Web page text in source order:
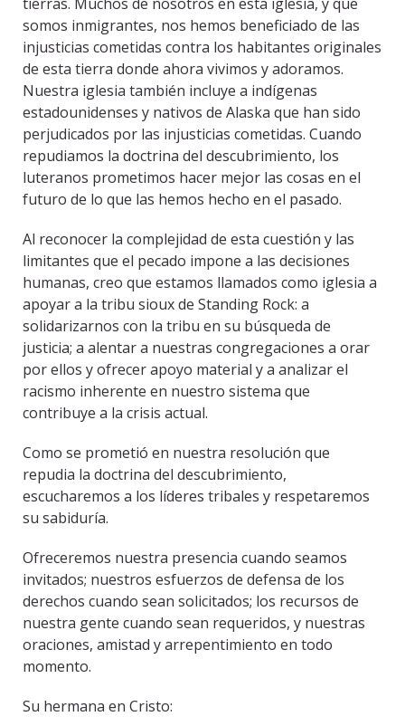
somos inmigrantes, nos hemos beneficiado de las
injusticias cometidas contra los habitantes originales
de esta tierra donde ahora vivimos y adoramos.
Nuestra iglesia también incluye a indígenas
estadounidenses y nativos de Alaska que han sido
perjudicados por las injusticias cometidas. Cuando
repudiamos la doctrina del descubrimiento, los
luteranos prometimos hacer mejor las cosas en el
futuro de lo que las hemos hecho en el pasado.
Al reconocer la complejidad de esta cuestión y las
limitantes que el pecado impone a las decisiones
humanas, creo que estamos llamados como iglesia a
apoyar a la tribu sioux de Standing Rock: a
solidarizarnos con la tribu en su búsqueda de
justicia; a alentar a nuestras congregaciones a orar
por ellos y ofrecer apoyo material y a analizar el
racismo inherente en nuestro sistema que
contribuye a la crisis actual.
Como se prometió en nuestra resolución que
repudia la doctrina del descubrimiento,
escucharemos a los líderes tribales y respetaremos
su sabiduría.
Ofreceremos nuestra presencia cuando seamos
invitados; nuestros esfuerzos de defensa de los
derechos cuando sean solicitados; los recursos de
nuestra gente cuando sean requeridos, y nuestras
oraciones, amistad y arrepentimiento en todo
momento.
Su hermana en Cristo: